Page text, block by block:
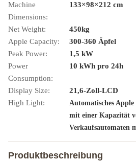
Machine
Dimensions:
133×98×212 cm
Net Weight:
450kg
Apple Capacity:
300-360 Äpfel
Peak Power:
1,5 kW
Power
Consumption:
10 kWh pro 24h
Display Size:
21,6-Zoll-LCD
High Light:
Automatisches
mit einer Kapazität
Verkaufsautomaten
Produktbeschreibung